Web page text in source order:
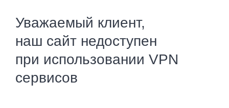
Уважаемый клиент,
наш сайт недоступен
при использовании VPN
сервисов